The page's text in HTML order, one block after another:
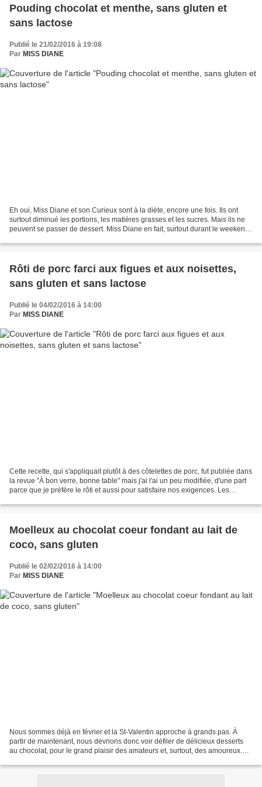
Pouding chocolat et menthe, sans gluten et
sans lactose
Publié le 21/02/2016 à 19:08
Par MISS DIANE
Eh oui, Miss Diane et son Curieux sont à la diète, encore une fois. Ils ont
surtout diminué les portions, les matières grasses et les sucres. Mais ils ne
peuvent se passer de dessert. Miss Diane en fait, surtout durant le weekend,
Rôti de porc farci aux figues et aux noisettes,
sans gluten et sans lactose
Publié le 04/02/2016 à 14:00
Par MISS DIANE
Cette recette, qui s'appliquait plutôt à des côtelettes de porc, fut publiée dans
la revue "À bon verre, bonne table" mais j'ai l'ai un peu modifiée, d'une part
parce que je préfère le rôti et aussi pour satisfaire nos exigences. Les
Moelleux au chocolat coeur fondant au lait de
coco, sans gluten
Publié le 02/02/2016 à 14:00
Par MISS DIANE
Nous sommes déjà en février et la St-Valentin approche à grands pas. À
partir de maintenant, nous devrions donc voir défiler de délicieux desserts
au chocolat, pour le grand plaisir des amateurs et, surtout, des amoureux.